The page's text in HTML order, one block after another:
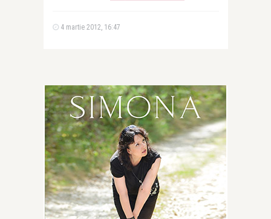
4 martie 2012, 16:47